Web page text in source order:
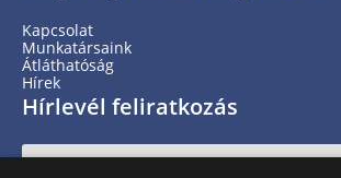
Kapcsolat
Munkatársaink
Átláthatóság
Hírek
Hírlevél feliratkozás